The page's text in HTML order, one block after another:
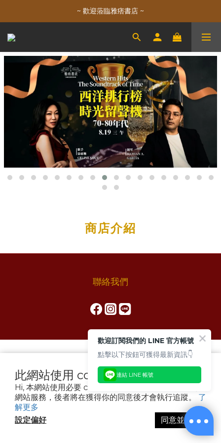
此網站使用 cookies
Hi, 本網站使用必要 cookies 和追蹤型 cookies 以確保
網站服務，後者將在獲得你的同意後才會執行追蹤。 了
解更多
設定偏好
同意並繼續
~ 歡迎蒞臨雅痞書店 ~
商店介紹
聯絡我們
歡迎訂閱我們的 LINE 官方帳號
點擊以下按鈕可獲得最新資訊👇
連結 LINE 帳號